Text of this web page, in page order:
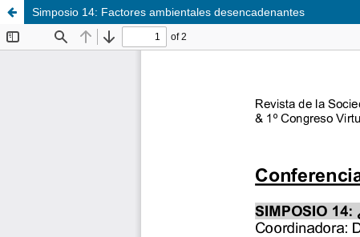
Simposio 14: Factores ambientales desencadenantes